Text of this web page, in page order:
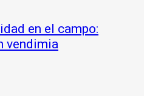
en el campo:
vendimia